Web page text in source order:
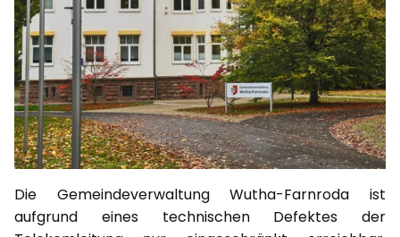
Die Gemeindeverwaltung Wutha-Farnroda ist
aufgrund eines technischen Defektes der